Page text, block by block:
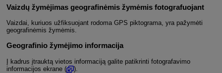
Vaizdų žymėjimas geografinėmis žymėmis fotografuojant
Vaizdai, kuriuos užfiksuojant rodoma GPS piktograma, yra pažymėti
geografinėmis žymėmis.
Geografinio žymėjimo informacija
Į kadrus įtrauktą vietos informaciją galite patikrinti fotografavimo
informacijos ekrane (
).